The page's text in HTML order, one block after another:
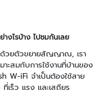
งไรบ้าง ไปชมกันเลย
ด้วยตัวขยายสัญญาณ, เรา
ะสมกับการใช้งานที่บ้านของ
W-iFi จำเป็นต้องใช้สาย
เร็ว แรง และเสถียร